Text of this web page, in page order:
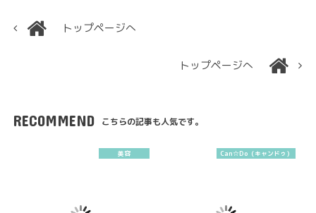
トップページへ
トップページへ
RECOMMEND こちらの記事も人気です。
美容 Can☆Do（キャンドゥ）